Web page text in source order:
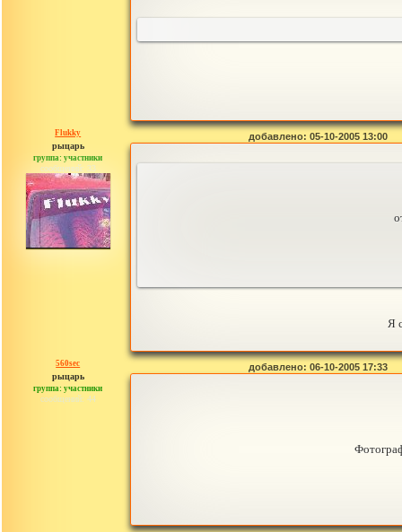
Flukky
рыцарь
группа: участники
сообщений: 33
добавлено: 05-10-2005 13:00
Я
560sec
рыцарь
группа: участники
сообщений: 44
добавлено: 06-10-2005 17:33